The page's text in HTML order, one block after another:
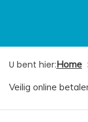
U bent hier:Home
Veilig online